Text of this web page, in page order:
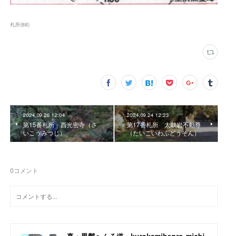
札所(88)
2024.09.26 12:04
第15番札所 西光密寺（さ
いこうみつじ）
2024.09.24 12:23
第17番札所 太鼓岩不動尊
（たいこいわふどうそん）
0コメント